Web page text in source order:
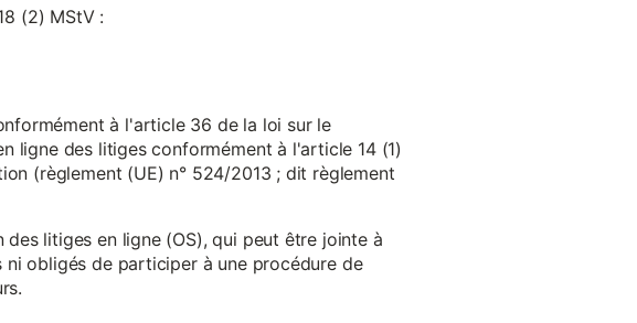
(2) MStV :
à l'article 36 de la loi sur le
ligne des litiges conformément à l'article 14 (1)
(règlement (UE) n° 524/2013 ; dit règlement
litiges en ligne (OS), qui peut être jointe à
obligés de participer à une procédure de